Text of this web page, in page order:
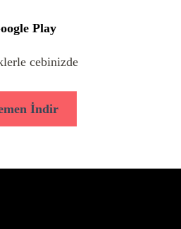
Play
cebinizde
İndir